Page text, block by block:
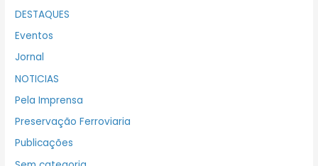
DESTAQUES
Eventos
Jornal
NOTICIAS
Pela Imprensa
Preservação Ferroviaria
Publicações